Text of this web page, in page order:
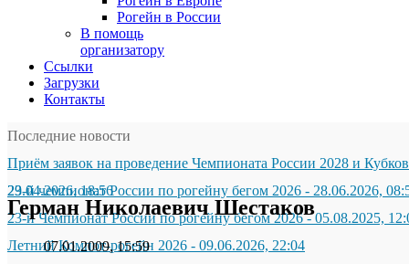
Рогейн в России
В помощь
организатору
Ссылки
Загрузки
Контакты
Последние новости
Приём заявок на проведение Чемпионата России 2028 и
29.04.2026, 18:56
23-й чемпионат России по рогейну бегом 2026 - 28.06.2026,
23-й Чемпионат России по рогейну бегом 2026-05.08.2025,
Летний Компот-рогейн 2026 - 09.06.2026, 22:04
Герман Николаевич Шестаков
07.01.2009, 15:59